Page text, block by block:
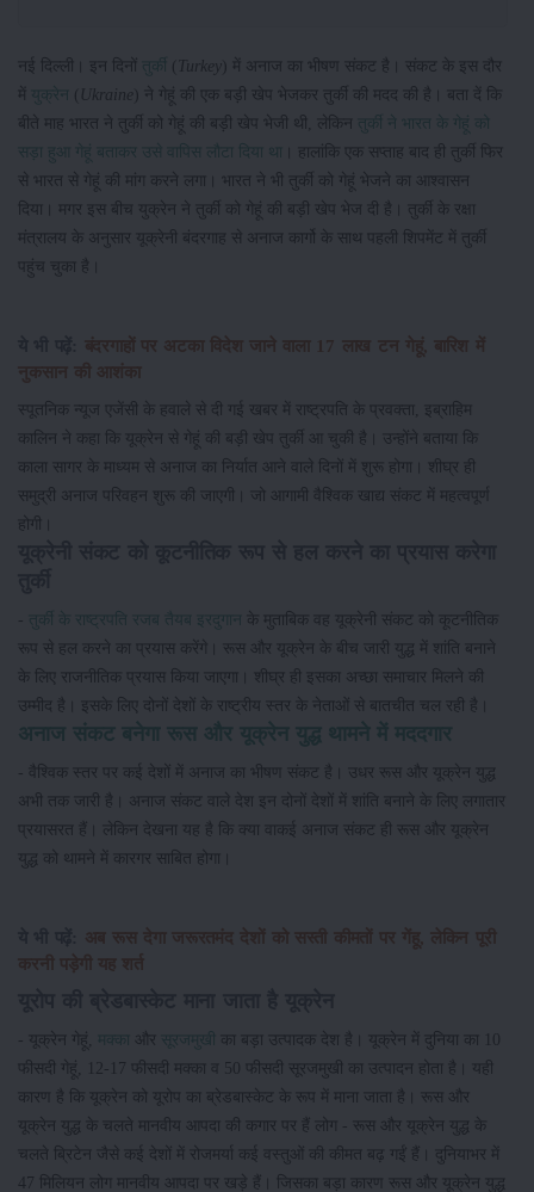
नई दिल्ली। इन दिनों तुर्की ( Turkey) में अनाज का भीषण संकट है। संकट के इस दौर
में युक्रेन ( Ukraine ) ने गेहूं की एक बड़ी खेप भेजकर तुर्की की मदद की है। बता दें कि
बीते माह भारत ने तुर्की को गेहूं की बड़ी खेप भेजी थी, लेकिन
तुर्की ने भारत के गेहूं को
सड़ा हुआ गेहूं बताकर उसे वापिस लौटा दिया था
। हालांकि एक सप्ताह बाद ही तुर्की फिर
से भारत से गेहूं की मांग करने लगा। भारत ने भी तुर्की को गेहूं भेजने का आश्वासन
दिया। मगर इस बीच युक्रेन ने तुर्की को गेहूं की बड़ी खेप भेज दी है। तुर्की के रक्षा
मंत्रालय के अनुसार यूक्रेनी बंदरगाह से अनाज कार्गो के साथ पहली शिपमेंट में तुर्की
पहुंच चुका है।
बंदरगाहों पर अटका विदेश जाने वाला 17 लाख टन गेहूं, बारिश में
नुकसान की आशंका
स्पूतनिक न्यूज एजेंसी के हवाले से दी गई खबर में राष्ट्रपति के प्रवक्ता, इब्राहिम
कालिन ने कहा कि यूक्रेन से गेहूं की बड़ी खेप तुर्की आ चुकी है। उन्होंने बताया कि
काला सागर के माध्यम से अनाज का निर्यात आने वाले दिनों में शुरू होगा। शीघ्र ही
समुद्री अनाज परिवहन शुरू की जाएगी। जो आगामी वैश्विक खाद्य संकट में महत्वपूर्ण
होगी।
- तुर्की के राष्ट्रपति रजब तैयब इरदुगान के मुताबिक वह यूक्रेनी संकट को कूटनीतिक
रूप से हल करने का प्रयास करेंगे। रूस और यूक्रेन के बीच जारी युद्ध में शांति बनाने
के लिए राजनीतिक प्रयास किया जाएगा। शीघ्र ही इसका अच्छा समाचार मिलने की
उम्मीद है। इसके लिए दोनों देशों के राष्ट्रीय स्तर के नेताओं से बातचीत चल रही है।
अनाज संकट बनेगा रूस और यूक्रेन युद्ध थामने में मददगार
- वैश्विक स्तर पर कई देशों में अनाज का भीषण संकट है। उधर रूस और यूक्रेन युद्ध
अभी तक जारी है। अनाज संकट वाले देश इन दोनों देशों में शांति बनाने के लिए लगातार
प्रयासरत हैं। लेकिन देखना यह है कि क्या वाकई अनाज संकट ही रूस और यूक्रेन
युद्ध को थामने में कारगर साबित होगा।
अब रूस देगा जरूरतमंद देशों को सस्ती कीमतों पर गेंहू, लेकिन पूरी
करनी पड़ेगी यह शर्त
- यूक्रेन गेहूं, मक्का और सूरजमुखी
का बड़ा उत्पादक देश है। यूक्रेन में दुनिया का 10
फीसदी गेहूं, 12-17 फीसदी मक्का व 50 फीसदी सूरजमुखी का उत्पादन होता है। यही
कारण है कि यूक्रेन को यूरोप का ब्रेडबास्केट के रूप में माना जाता है। रूस और
यूक्रेन युद्ध के चलते मानवीय आपदा की कगार पर हैं लोग - रूस और यूक्रेन युद्ध के
चलते ब्रिटेन जैसे कई देशों में रोजमर्या कई वस्तुओं की कीमत बढ़ गईं हैं। दुनियाभर में
47 मिलियन लोग मानवीय आपदा पर खड़े हैं। जिसका बड़ा कारण रूस और यूक्रेन युद्ध